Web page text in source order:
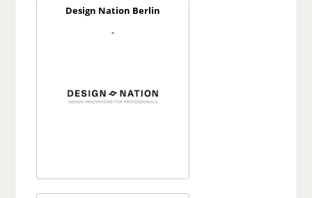
Design Nation Berlin
-